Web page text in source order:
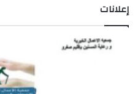
إعلانات